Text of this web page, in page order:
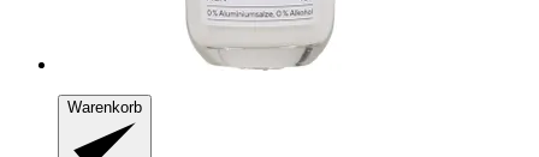
Warenkorb